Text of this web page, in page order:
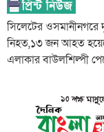
সিলেটের ওসমানীনগরে
নিহত,১৩ জন আহত
এলাকার বাউলশিল্পী